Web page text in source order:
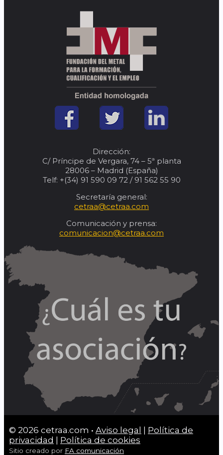
Dirección:
C/ Príncipe de Vergara, 74 – 5ª planta
28006 – Madrid (España)
Telf: +(34) 91 590 09 72 / 91 562 55 90
Secretaría general:
cetraa@cetraa.com
Comunicación y prensa:
comunicacion@cetraa.com
© 2026 cetraa.com • Aviso legal | Política de
privacidad | Política de cookies
Sitio creado por FA comunicación